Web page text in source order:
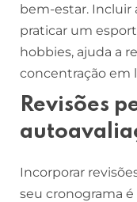
bem-estar. Incluir
praticar um
hobbies, ajuda a
concentração em
Revisões
Incorporar
seu cronograma é